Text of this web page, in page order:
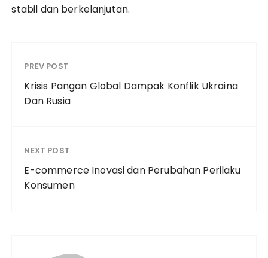
stabil dan berkelanjutan.
PREV POST
Krisis Pangan Global Dampak Konflik Ukraina
Dan Rusia
NEXT POST
E-commerce Inovasi dan Perubahan Perilaku
Konsumen